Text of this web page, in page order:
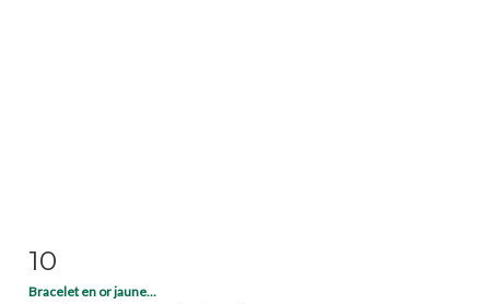
10
Bracelet en or jaune...